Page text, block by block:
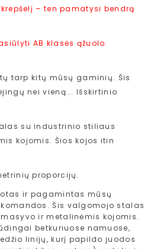
– ten pamatysi bendrą
AB klasės ąžuolo.
tarp kitų mūsų gaminių. Šis
nei vieną... Išskirtinio
su industrinio stiliaus
kojomis. Šios kojos itin
proporcijų.
ir pagamintas mūsų
Šis valgomojo stalas
ir metalinėmis kojomis.
betkuriuose namuose,
linijų, kurį papildo juodos